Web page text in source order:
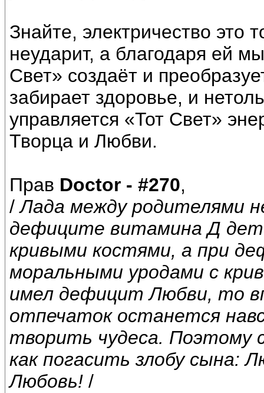
Знайте, электричество это
неударит, а благодаря ей
Свет» создаёт и
забирает здоровье, и
управляется «Тот Свет»
Творца и Любви.
Прав Doctor - #270,
/Лада между родителями
дефиците витамина Д
кривыми костями, а при
моральными уродами с
имел дефицит Любви, то
отпечаток останется
творить чудеса. Поэтому
как погасить злобу сына:
Любовь! /